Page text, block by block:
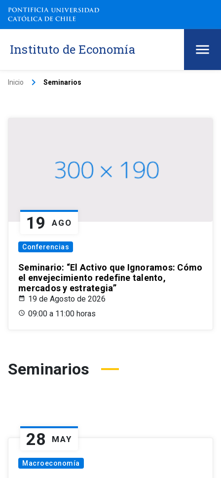
Instituto de Economía
Inicio keyboard_arrow_right Seminarios
19 AGO
Conferencias
Seminario: “El Activo que Ignoramos: Cómo
el envejecimiento redefine talento,
mercados y estrategia”
19 de Agosto de 2026
09:00 a 11:00 horas
Seminarios
28 MAY
Macroeconomía